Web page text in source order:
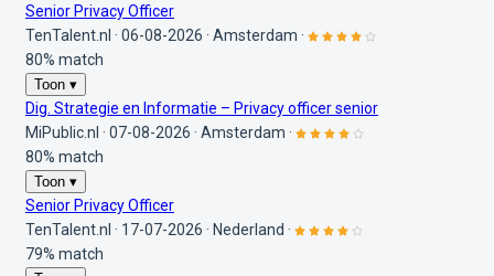
Senior Privacy Officer
TenTalent.nl · 06-08-2026 · Amsterdam ·
80% match
Toon ▾
Dig. Strategie en Informatie – Privacy officer senior
MiPublic.nl · 07-08-2026 · Amsterdam ·
80% match
Toon ▾
Senior Privacy Officer
TenTalent.nl · 17-07-2026 · Nederland ·
79% match